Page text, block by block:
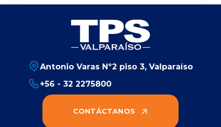
Antonio Varas Nº2 piso 3, Valparaíso
+56 - 32 2275800
CONTÁCTANOS